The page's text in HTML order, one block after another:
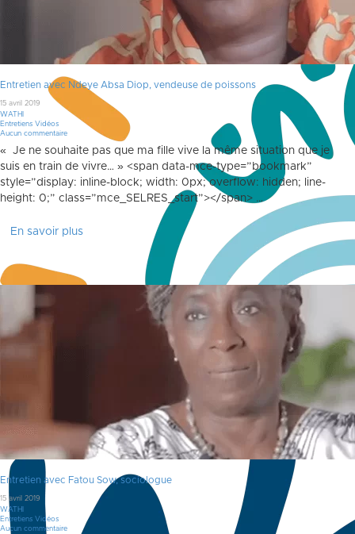
Entretien avec Ndeye Absa Diop, vendeuse de poissons
15 avril 2019
WATHI
Entretiens Vidéos
Aucun commentaire
« Je ne souhaite pas que ma fille vive la même situation que je
suis en train de vivre… » <span data-mce-type=”bookmark”
style=”display: inline-block; width: 0px; overflow: hidden; line-
height: 0;” class=”mce_SELRES_start”> </span> …
En savoir plus
Entretien avec Fatou Sow, sociologue
15 avril 2019
WATHI
Entretiens Vidéos
Aucun commentaire